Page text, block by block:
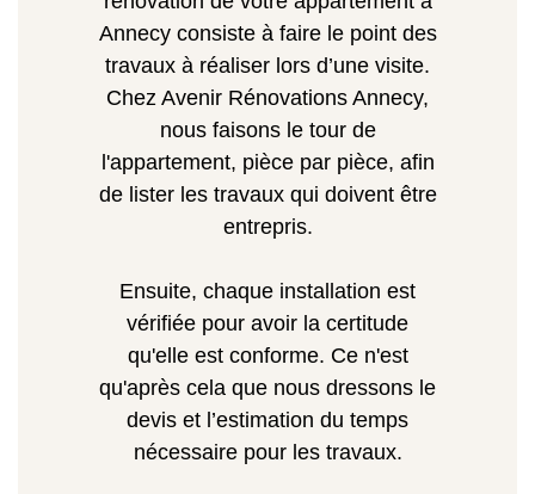
Annecy consiste à faire le point des
travaux à réaliser lors d’une visite.
Chez Avenir Rénovations Annecy,
nous faisons le tour de
l'appartement, pièce par pièce, afin
de lister les travaux qui doivent être
entrepris.
Ensuite, chaque installation est
vérifiée pour avoir la certitude
qu'elle est conforme. Ce n'est
qu'après cela que nous dressons le
devis et l’estimation du temps
nécessaire pour les travaux.